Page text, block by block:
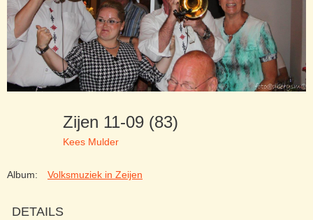
Zijen 11-09 (83)
Kees Mulder
Album: Volksmuziek in Zeijen
DETAILS